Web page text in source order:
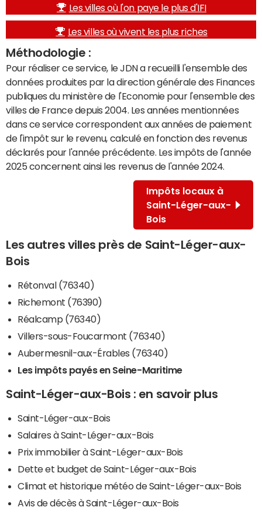
Les villes où l'on paye le plus d'IFI
Les villes où vivent les plus riches
Méthodologie :
Pour réaliser ce service, le JDN a recueilli l'ensemble des
données produites par la direction générale des Finances
publiques du ministère de l'Economie pour l'ensemble des
villes de France depuis 2004. Les années mentionnées
dans ce service correspondent aux années de paiement
de l'impôt sur le revenu, calculé en fonction des revenus
déclarés pour l'année précédente. Les impôts de l'année
2025 concernent ainsi les revenus de l'année 2024.
Impôts locaux à
Saint-Léger-aux-
Bois
Les autres villes près de Saint-Léger-aux-
Bois
Rétonval (76340)
Richemont (76390)
Réalcamp (76340)
Villers-sous-Foucarmont (76340)
Aubermesnil-aux-Érables (76340)
Les impôts payés en Seine-Maritime
Saint-Léger-aux-Bois : en savoir plus
Saint-Léger-aux-Bois
Salaires à Saint-Léger-aux-Bois
Prix immobilier à Saint-Léger-aux-Bois
Dette et budget de Saint-Léger-aux-Bois
Climat et historique météo de Saint-Léger-aux-Bois
Avis de décès à Saint-Léger-aux-Bois